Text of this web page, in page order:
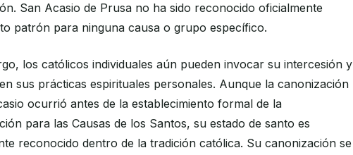
San Acasio de Prusa no ha sido reconocido oficialmente
patrón para ninguna causa o grupo específico.
los católicos individuales aún pueden invocar su intercesión y
sus prácticas espirituales personales. Aunque la canonización
ocurrió antes de la establecimiento formal de la
para las Causas de los Santos, su estado de santo es
reconocido dentro de la tradición católica. Su canonización se